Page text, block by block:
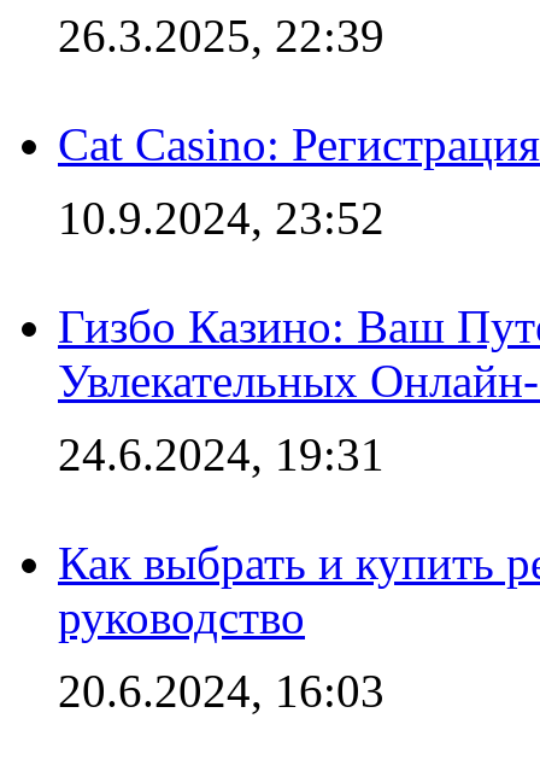
26.3.2025, 22:39
Cat Casino:
10.9.2024, 23:52
Гизбо Казино: Ваш
Увлекательных
24.6.2024, 19:31
Как выбрать и купить
руководство
20.6.2024, 16:03